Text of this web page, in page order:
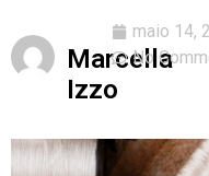
Marcella
Izzo
maio 14,
No